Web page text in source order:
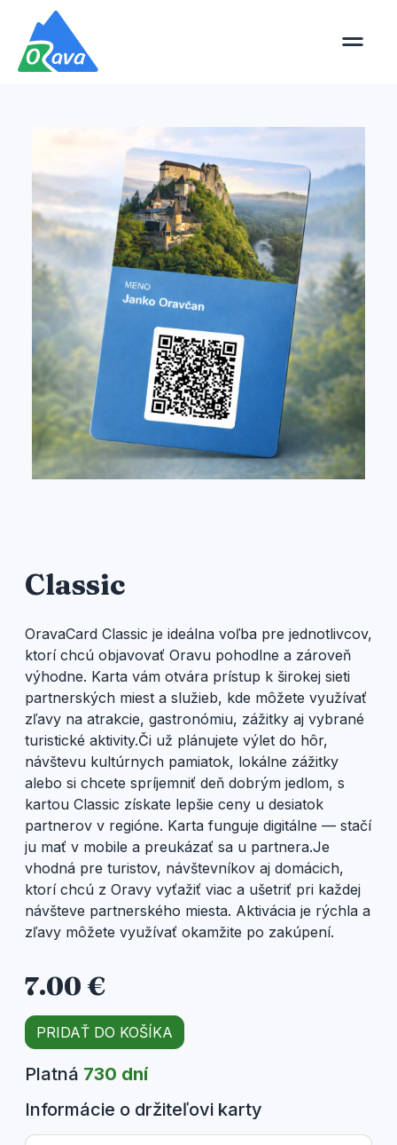
Classic
OravaCard Classic je ideálna voľba pre jednotlivcov,
ktorí chcú objavovať Oravu pohodlne a zároveň
výhodne. Karta vám otvára prístup k širokej sieti
partnerských miest a služieb, kde môžete využívať
zľavy na atrakcie, gastronómiu, zážitky aj vybrané
turistické aktivity.Či už plánujete výlet do hôr,
návštevu kultúrnych pamiatok, lokálne zážitky
alebo si chcete spríjemniť deň dobrým jedlom, s
kartou Classic získate lepšie ceny u desiatok
partnerov v regióne. Karta funguje digitálne — stačí
ju mať v mobile a preukázať sa u partnera.Je
vhodná pre turistov, návštevníkov aj domácich,
ktorí chcú z Oravy vyťažiť viac a ušetriť pri každej
návšteve partnerského miesta. Aktivácia je rýchla a
zľavy môžete využívať okamžite po zakúpení.
7.00 €
PRIDAŤ DO KOŠÍKA
Platná 730 dní
Informácie o držiteľovi karty